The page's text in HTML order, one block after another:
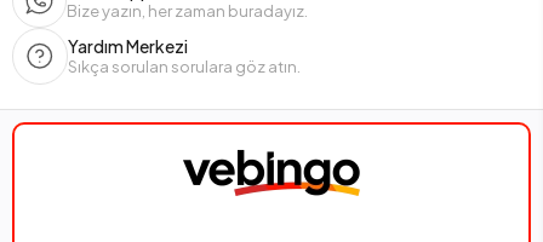
Bize yazın, her zaman buradayız.
Yardım Merkezi
Sıkça sorulan sorulara göz atın.